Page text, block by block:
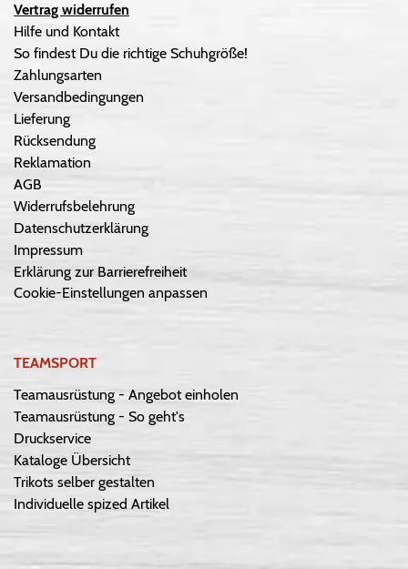
Vertrag widerrufen
Hilfe und Kontakt
So findest Du die richtige Schuhgröße!
Zahlungsarten
Versandbedingungen
Lieferung
Rücksendung
Reklamation
AGB
Widerrufsbelehrung
Datenschutzerklärung
Impressum
Erklärung zur Barrierefreiheit
Cookie-Einstellungen anpassen
TEAMSPORT
Teamausrüstung - Angebot einholen
Teamausrüstung - So geht's
Druckservice
Kataloge Übersicht
Trikots selber gestalten
Individuelle spized Artikel